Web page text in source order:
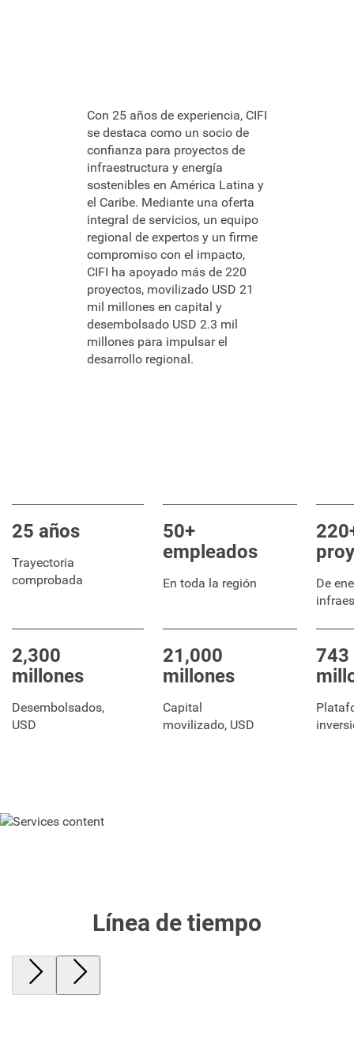
Con 25 años de experiencia, CIFI
se destaca como un socio de
confianza para proyectos de
infraestructura y energía
sostenibles en América Latina y
el Caribe. Mediante una oferta
integral de servicios, un equipo
regional de expertos y un firme
compromiso con el impacto,
CIFI ha apoyado más de 220
proyectos, movilizado USD 21
mil millones en capital y
desembolsado USD 2.3 mil
millones para impulsar el
desarrollo regional.
25 años
Trayectoria
comprobada
50+
empleados
En toda la región
De
2,300
millones
Desembolsados,
USD
21,000
millones
Capital
movilizado, USD
743
Línea de tiempo